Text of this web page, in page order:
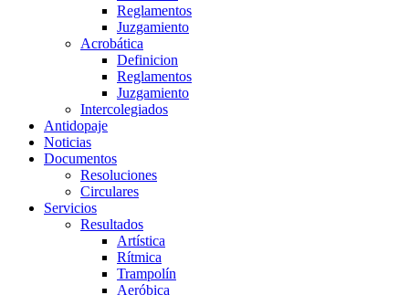
Reglamentos
Juzgamiento
Acrobática
Definicion
Reglamentos
Juzgamiento
Intercolegiados
Antidopaje
Noticias
Documentos
Resoluciones
Circulares
Servicios
Resultados
Artística
Rítmica
Trampolín
Aeróbica